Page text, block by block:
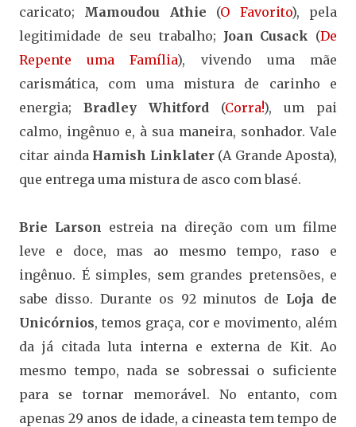
caricato; Mamoudou Athie (O Favorito), pela
legitimidade de seu trabalho; Joan Cusack (De
Repente uma Família), vivendo uma mãe
carismática, com uma mistura de carinho e
energia; Bradley Whitford (Corra!), um pai
calmo, ingênuo e, à sua maneira, sonhador. Vale
citar aindaHamish Linklater(A Grande Aposta),
que entrega uma mistura de asco com blasé.
Brie Larson estreia na direção com um filme
leve e doce, mas ao mesmo tempo, raso e
ingênuo. É simples, sem grandes pretensões, e
sabe disso. Durante os 92 minutos de Loja de
Unicórnios, temos graça, cor e movimento, além
da já citada luta interna e externa de Kit. Ao
mesmo tempo, nada se sobressai o suficiente
para se tornar memorável. No entanto, com
apenas 29 anos de idade, a cineasta tem tempo de